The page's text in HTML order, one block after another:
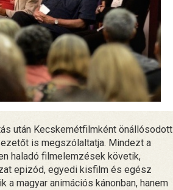
után Kecskemétfilmként önállósodott
is megszólaltatja. Mindezt a
haladó filmelemzések követik,
epizód, egyedi kisfilm és egész
magyar animációs kánonban, hanem